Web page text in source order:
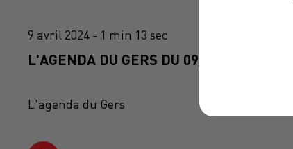
9 avril 2024 - 1 min 13 sec
L'AGENDA DU GERS DU 09/04/2024 À
L'agenda du Gers